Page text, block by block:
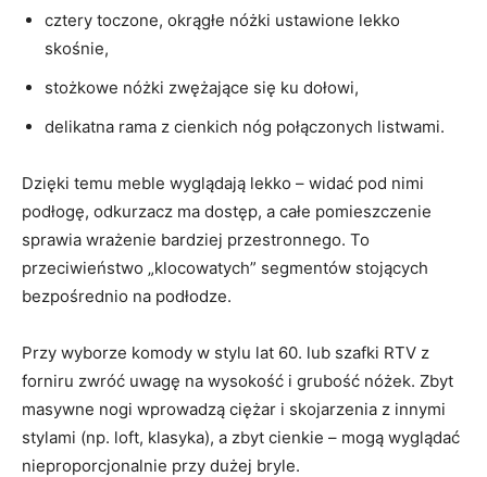
cztery toczone, okrągłe nóżki ustawione lekko
skośnie,
stożkowe nóżki zwężające się ku dołowi,
delikatna rama z cienkich nóg połączonych listwami.
Dzięki temu meble wyglądają lekko – widać pod nimi
podłogę, odkurzacz ma dostęp, a całe pomieszczenie
sprawia wrażenie bardziej przestronnego. To
przeciwieństwo „klocowatych” segmentów stojących
bezpośrednio na podłodze.
Przy wyborze komody w stylu lat 60. lub szafki RTV z
forniru zwróć uwagę na wysokość i grubość nóżek. Zbyt
masywne nogi wprowadzą ciężar i skojarzenia z innymi
stylami (np. loft, klasyka), a zbyt cienkie – mogą wyglądać
nieproporcjonalnie przy dużej bryle.